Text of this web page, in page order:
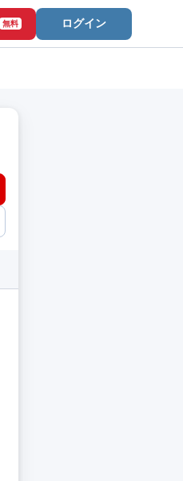
無料 ログイン